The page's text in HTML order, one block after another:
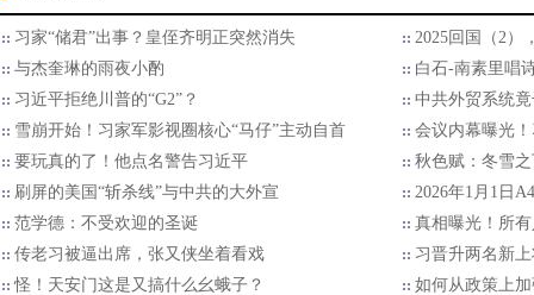
习家“储君”出事？皇侄齐明正突然消失
2025回国（2）
与杰奎琳的雨夜小酌
白石-南素里唱
习近平拒绝川普的“G2”？
中共外贸系统
雪崩开始！习家军影视圈核心“马仔”主动自首
会议内幕曝光
要玩真的了！他点名警告习近平
秋色赋：冬雪
刷屏的美国“斩杀线”与中共的大外宣
2026年1月1日
范学德：不受欢迎的圣诞
真相曝光！所
传老习被逼出席，张又侠坐着看戏
习晋升两名新
怪！天安门这是又搞什么幺蛾子？
如何从政策上